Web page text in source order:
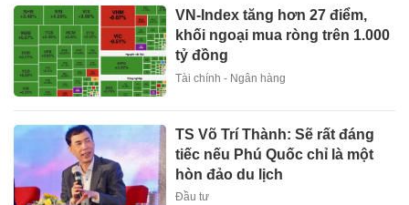
VN-Index tăng hơn 27 điểm,
khối ngoại mua ròng trên 1.000
tỷ đồng
Tài chính - Ngân hàng
TS Võ Trí Thành: Sẽ rất đáng
tiếc nếu Phú Quốc chỉ là một
hòn đảo du lịch
Đầu tư